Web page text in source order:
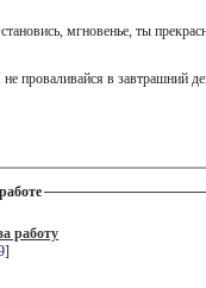
мгновенье, ты
проваливайся в завтрашний
работу
]